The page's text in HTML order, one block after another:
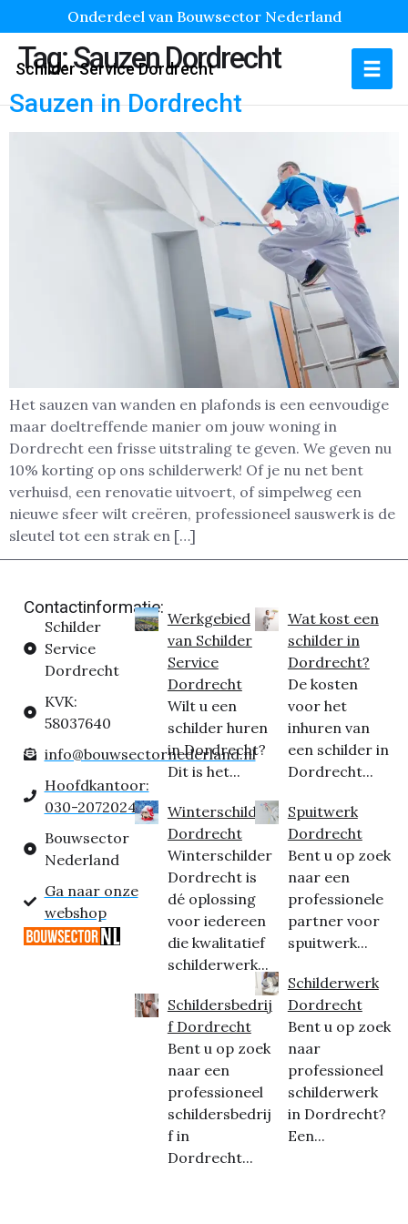
Onderdeel van Bouwsector Nederland
Schilder Service Dordrecht
Tag:Sauzen Dordrecht
Sauzen in Dordrecht
Het sauzen van wanden en plafonds is een eenvoudige
maar doeltreffende manier om jouw woning in
Dordrecht een frisse uitstraling te geven. We geven nu
10% korting op ons schilderwerk! Of je nu net bent
verhuisd, een renovatie uitvoert, of simpelweg een
nieuwe sfeer wilt creëren, professioneel sauswerk is de
sleutel tot een strak en […]
Contactinformatie:
Schilder
Service
Dordrecht
KVK:
58037640
info@bouwsectornederland.nl
Hoofdkantoor:
030-2072024
Bouwsector
Nederland
Ga naar onze
webshop
Werkgebied
van Schilder
Service
Dordrecht
Wilt u een
schilder huren
in Dordrecht?
Dit is het...
Winterschilder
Dordrecht
Winterschilder
Dordrecht is
dé oplossing
voor iedereen
die kwalitatief
schilderwerk...
Schildersbedrij
f Dordrecht
Bent u op zoek
naar een
professioneel
schildersbedrij
f in
Dordrecht...
Wat kost een
schilder in
Dordrecht?
De kosten
voor het
inhuren van
een schilder in
Dordrecht...
Spuitwerk
Dordrecht
Bent u op zoek
naar een
professionele
partner voor
spuitwerk...
Schilderwerk
Dordrecht
Bent u op zoek
naar
professioneel
schilderwerk
in Dordrecht?
Een...